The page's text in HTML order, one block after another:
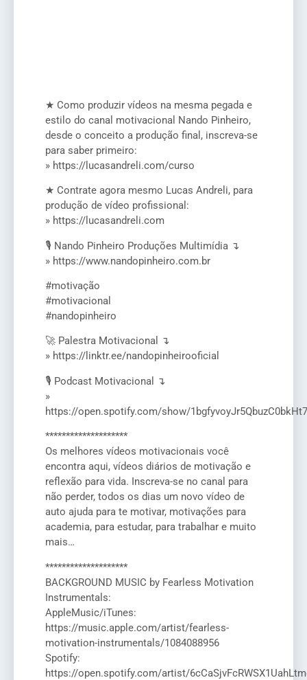
★ Como produzir vídeos na mesma pegada e
estilo do canal motivacional Nando Pinheiro,
desde o conceito a produção final, inscreva-se
para saber primeiro:
» https://lucasandreli.com/curso
★ Contrate agora mesmo Lucas Andreli, para
produção de vídeo profissional:
» https://lucasandreli.com
🎙️ Nando Pinheiro Produções Multimídia ↴
» https://www.nandopinheiro.com.br
#motivação
#motivacional
#nandopinheiro
🚀 Palestra Motivacional ↴
» https://linktr.ee/nandopinheirooficial
🎙️ Podcast Motivacional ↴
»
https://open.spotify.com/show/1bgfyvoyJr5QbuzC0bkHt7
********************
Os melhores vídeos motivacionais você
encontra aqui, vídeos diários de motivação e
reflexão para vida. Inscreva-se no canal para
não perder, todos os dias um novo vídeo de
auto ajuda para te motivar, motivações para
academia, para estudar, para trabalhar e muito
mais…
********************
BACKGROUND MUSIC by Fearless Motivation
Instrumentals:
AppleMusic/iTunes:
https://music.apple.com/artist/fearless-
motivation-instrumentals/1084088956
Spotify:
https://open.spotify.com/artist/